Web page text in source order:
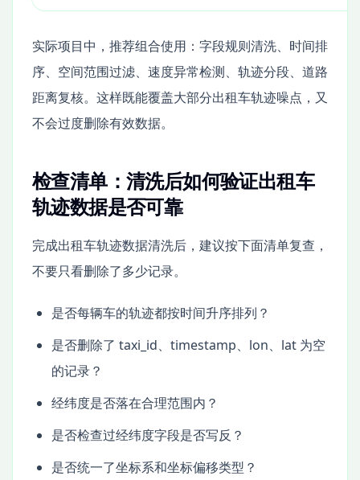
实际项目中，推荐组合使用：字段规则清洗、时间排
序、空间范围过滤、速度异常检测、轨迹分段、道路
距离复核。这样既能覆盖大部分出租车轨迹噪点，又
不会过度删除有效数据。
检查清单：清洗后如何验证出租车
轨迹数据是否可靠
完成出租车轨迹数据清洗后，建议按下面清单复查，
不要只看删除了多少记录。
是否每辆车的轨迹都按时间升序排列？
是否删除了 taxi_id、timestamp、lon、lat 为空
的记录？
经纬度是否落在合理范围内？
是否检查过经纬度字段是否写反？
是否统一了坐标系和坐标偏移类型？